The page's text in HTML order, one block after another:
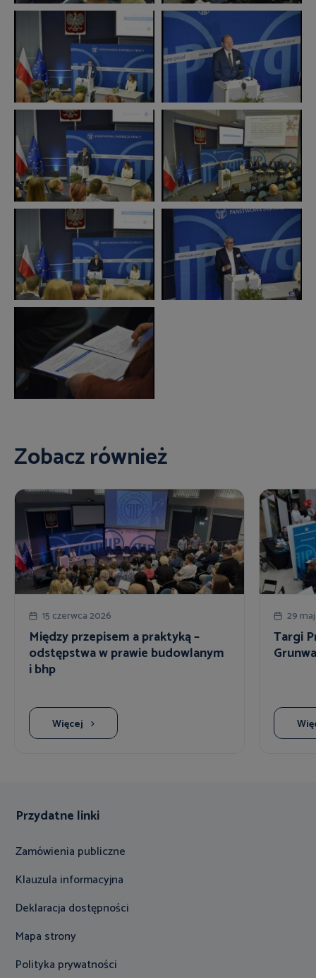
Zobacz również
15 czerwca 2026
Między przepisem a praktyką –
odstępstwa w prawie budowlanym
i bhp
Więcej
29
Targi
Przydatne linki
Zamówienia publiczne
Klauzula informacyjna
Deklaracja dostępności
Mapa strony
Polityka prywatności